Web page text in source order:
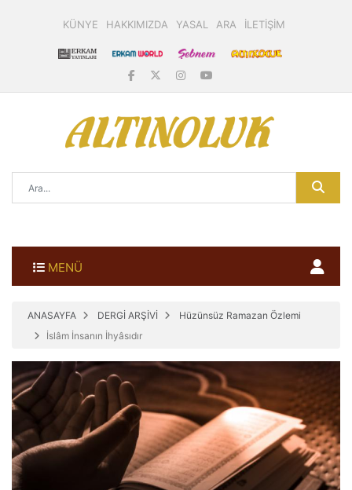
KÜNYE HAKKIMIZDA YASAL ARA İLETİŞİM
MENÜ
ANASAYFA DERGİ ARŞİVİ
Hüzünsüz Ramazan Özlemi
İslâm İnsanın İhyâsıdır